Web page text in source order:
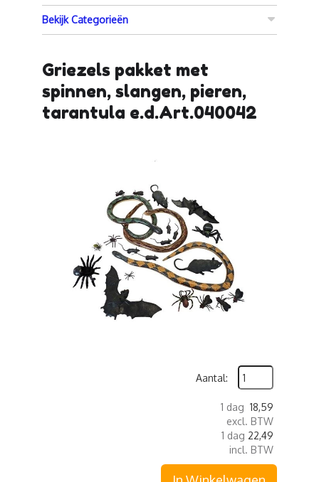
Bekijk Categorieën
Griezels pakket met
spinnen, slangen, pieren,
tarantula e.d.Art.040042
Aantal:
1 dag 18,59
excl. BTW
1 dag 22,49
incl. BTW